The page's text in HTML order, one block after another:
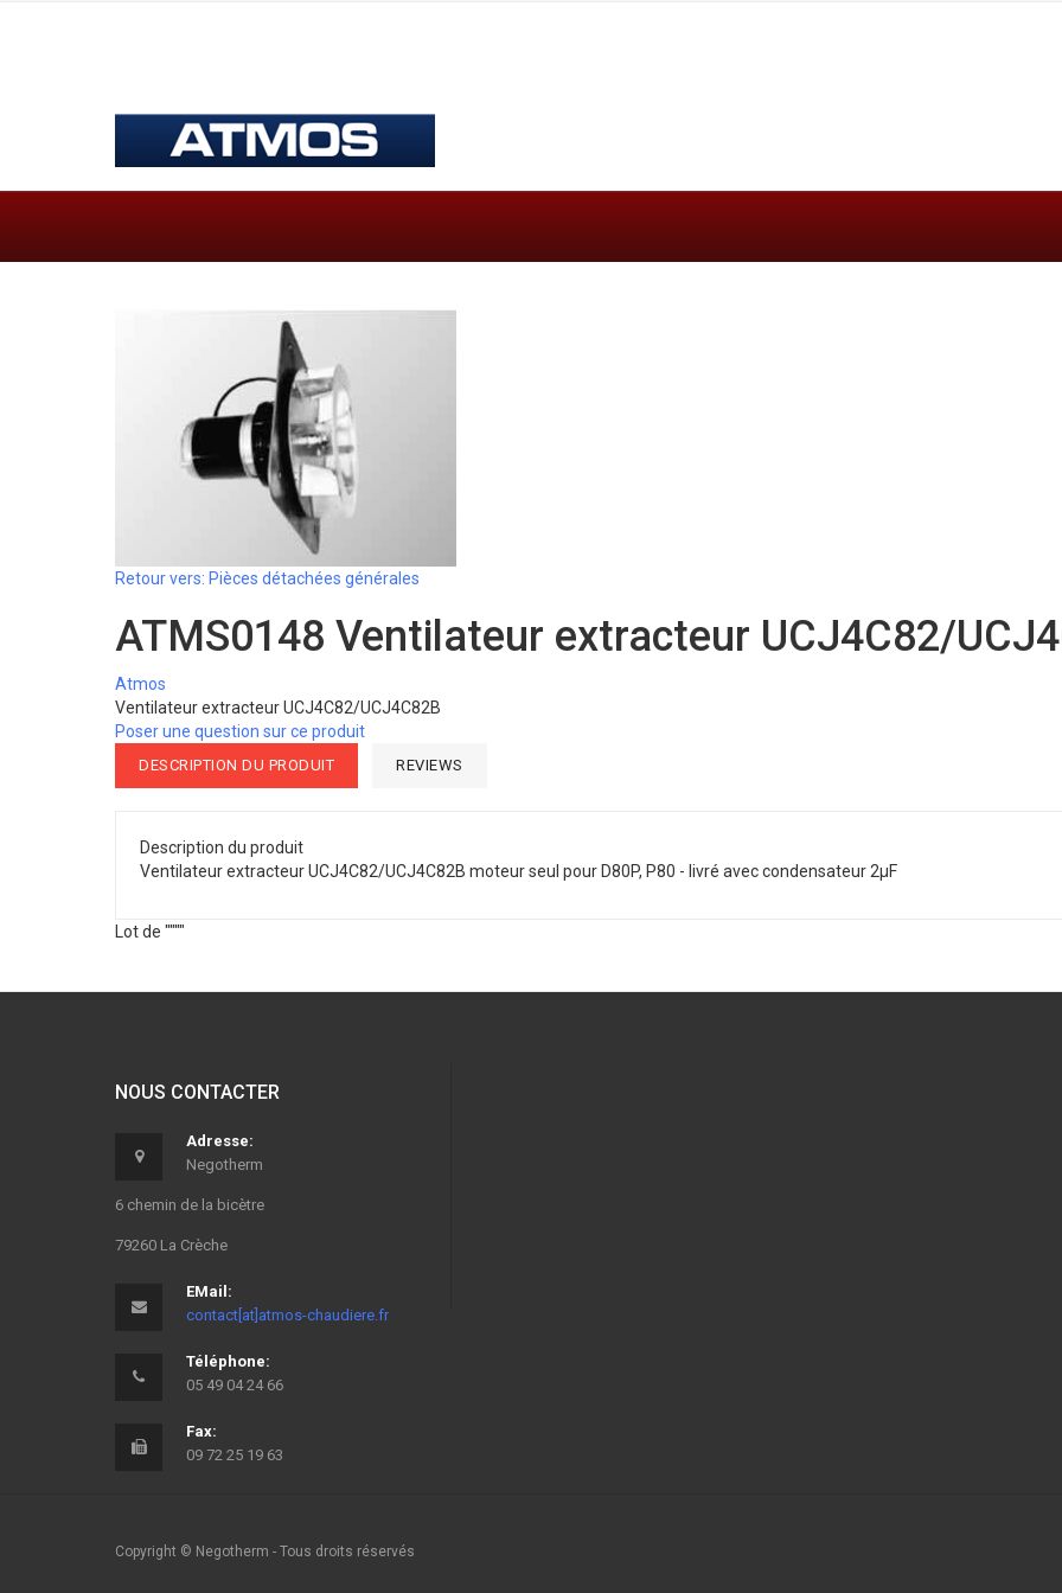
Retour vers: Pièces détachées générales
ATMS0148 Ventilateur extracteur UCJ4C82/
Atmos
Ventilateur extracteur UCJ4C82/UCJ4C82B
Poser une question sur ce produit
DESCRIPTION DU PRODUIT REVIEWS
Description du produit
Ventilateur extracteur UCJ4C82/UCJ4C82B moteur seul pour D80P, P80 - livré avec condensateur 2μF
Lot de """"
NOUS CONTACTER
Adresse:
Negotherm
6 chemin de la bicètre
79260 La Crèche
EMail:
contact[at]atmos-chaudiere.fr
Téléphone:
05 49 04 24 66
Fax:
09 72 25 19 63
Copyright © Negotherm - Tous droits réservés